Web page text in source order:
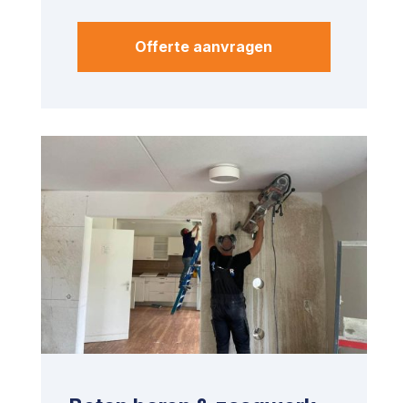
Offerte aanvragen